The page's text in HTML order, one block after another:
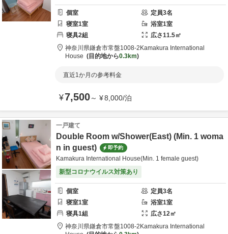
個室 定員3名
寝室1室 浴室1室
寝具2組 広さ11.5㎡
神奈川県鎌倉市常盤1008-2 Kamakura International
House
目的地から0.3km
直近1か月の参考料金
¥7,500～ ¥8,000/泊
一戸建て
Double Room w/Shower(East) (Min. 1 woma
n in guest)
即予約
Kamakura International House(Min. 1 female guest)
新型コロナウイルス対策あり
個室 定員3名
寝室1室 浴室1室
寝具1組 広さ12㎡
神奈川県鎌倉市常盤1008-2 Kamakura International